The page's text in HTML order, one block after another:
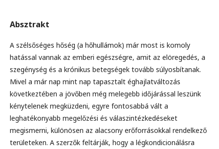
Absztrakt
A szélsőséges hőség (a hőhullámok) már most is komoly
hatással vannak az emberi egészségre, amit az elöregedés, a
szegénység és a krónikus betegségek tovább súlyosbítanak.
Mivel a már nap mint nap tapasztalt éghajlatváltozás
következtében a jövőben még melegebb időjárással leszünk
kénytelenek megküzdeni, egyre fontosabbá vált a
leghatékonyabb megelőzési és válaszintézkedéseket
megismerni, különösen az alacsony erőforrásokkal rendelkező
területeken. A szerzők feltárják, hogy a légkondicionálásra